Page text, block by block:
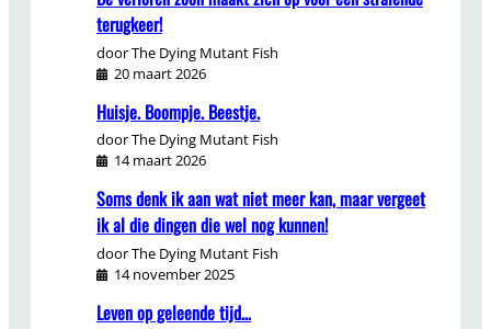
terugkeer!
door The Dying Mutant Fish
20 maart 2026
Huisje. Boompje. Beestje.
door The Dying Mutant Fish
14 maart 2026
Soms denk ik aan wat niet meer kan, maar vergeet
ik al die dingen die wel nog kunnen!
door The Dying Mutant Fish
14 november 2025
Leven op geleende tijd…